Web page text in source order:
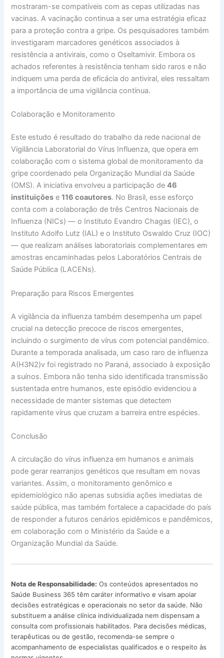
mostraram-se compatíveis com as cepas utilizadas nas
vacinas. A vacinação continua a ser uma estratégia eficaz
para a proteção contra a gripe. Os pesquisadores também
investigaram marcadores genéticos associados à
resistência a antivirais, como o Oseltamivir. Embora os
achados referentes à resistência tenham sido raros e não
indiquem uma perda de eficácia do antiviral, eles ressaltam
a importância de uma vigilância contínua.
Colaboração e Monitoramento
Este estudo é resultado do trabalho da rede nacional de
Vigilância Laboratorial do Vírus Influenza, que opera em
colaboração com o sistema global de monitoramento da
gripe coordenado pela Organização Mundial da Saúde
(OMS). A iniciativa envolveu a participação de46
instituições e116 coautores. No Brasil, esse esforço
conta com a colaboração de três Centros Nacionais de
Influenza (NICs) — o Instituto Evandro Chagas (IEC), o
Instituto Adolfo Lutz (IAL) e o Instituto Oswaldo Cruz (IOC)
— que realizam análises laboratoriais complementares em
amostras encaminhadas pelos Laboratórios Centrais de
Saúde Pública (LACENs).
Preparação para Riscos Emergentes
A vigilância da influenza também desempenha um papel
crucial na detecção precoce de riscos emergentes,
incluindo o surgimento de vírus com potencial pandêmico.
Durante a temporada analisada, um caso raro de influenza
A(H3N2)v foi registrado no Paraná, associado à exposição
a suínos. Embora não tenha sido identificada transmissão
sustentada entre humanos, este episódio evidenciou a
necessidade de manter sistemas que detectem
rapidamente vírus que cruzam a barreira entre espécies.
Conclusão
A circulação do vírus influenza em humanos e animais
pode gerar rearranjos genéticos que resultam em novas
variantes. Assim, o monitoramento genômico e
epidemiológico não apenas subsidia ações imediatas de
saúde pública, mas também fortalece a capacidade do país
de responder a futuros cenários epidêmicos e pandêmicos,
em colaboração com o Ministério da Saúde e a
Organização Mundial da Saúde.
Nota de Responsabilidade: Os conteúdos apresentados no
Saúde Business 365 têm caráter informativo e visam apoiar
decisões estratégicas e operacionais no setor da saúde. Não
substituem a análise clínica individualizada nem dispensam a
consulta com profissionais habilitados. Para decisões médicas,
terapêuticas ou de gestão, recomenda-se sempre o
acompanhamento de especialistas qualificados e o respeito às